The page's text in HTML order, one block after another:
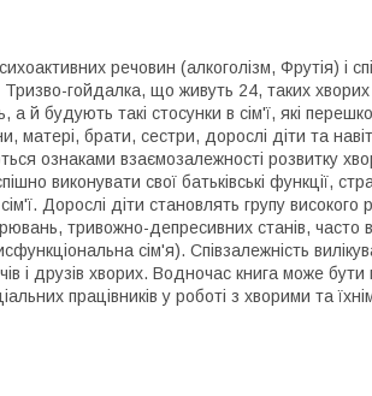
речовин (алкоголізм, Фрутія) і
Тризво-гойдалка, що живуть 24, таких
а й будують такі стосунки в сім'ї, які
брати, сестри, дорослі діти та
ознаками взаємозалежності розвитку
виконувати свої батьківські функції,
Дорослі діти становлять групу високого
тривожно-депресивних станів, часто
сім'я). Співзалежність
друзів хворих. Водночас книга може бути
працівників у роботі з хворими та